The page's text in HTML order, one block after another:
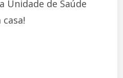
Unidade de Saúde